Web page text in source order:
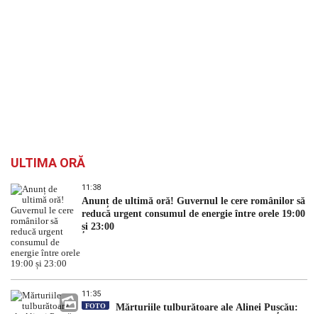
ULTIMA ORĂ
11:38
Anunț de ultimă oră! Guvernul le cere românilor să
reducă urgent consumul de energie între orele 19:00
și 23:00
11:35
FOTO
Mărturiile tulburătoare ale Alinei Pușcău: